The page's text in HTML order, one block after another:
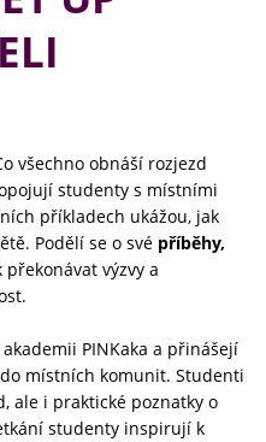
všechno obnáší rozjezd
studenty s místními
příkladech ukážou, jak
Podělí se o své příběhy,
překonávat výzvy a
PINKaka a přinášejí
místních komunit. Studenti
ale i praktické poznatky o
studenty inspirují k